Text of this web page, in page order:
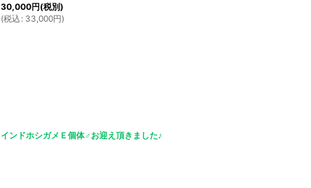
30,000円(税別)
(税込 : 33,000円)
インドホシガメＥ個体♂お迎え頂きました♪